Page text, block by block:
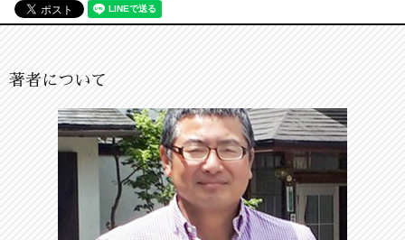
著者について